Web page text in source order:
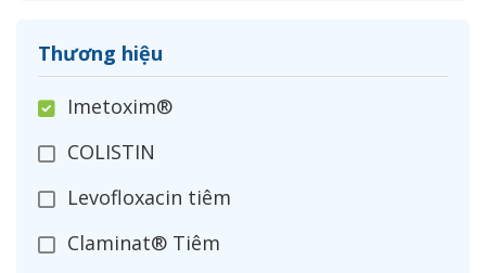
Thương hiệu
Imetoxim®
COLISTIN
Levofloxacin tiêm
Claminat® Tiêm